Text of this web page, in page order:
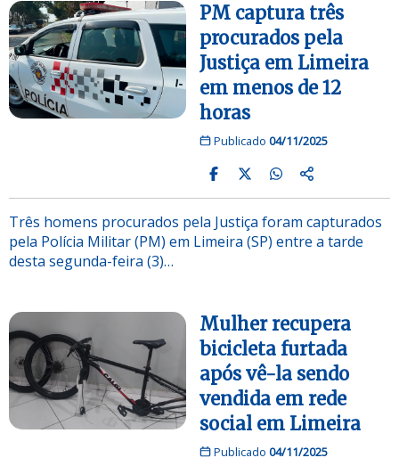
PM captura três
procurados pela
Justiça em Limeira
em menos de 12
horas
Publicado 04/11/2025
Três homens procurados pela Justiça foram capturados
pela Polícia Militar (PM) em Limeira (SP) entre a tarde
desta segunda-feira (3)…
Mulher recupera
bicicleta furtada
após vê-la sendo
vendida em rede
social em Limeira
Publicado 04/11/2025